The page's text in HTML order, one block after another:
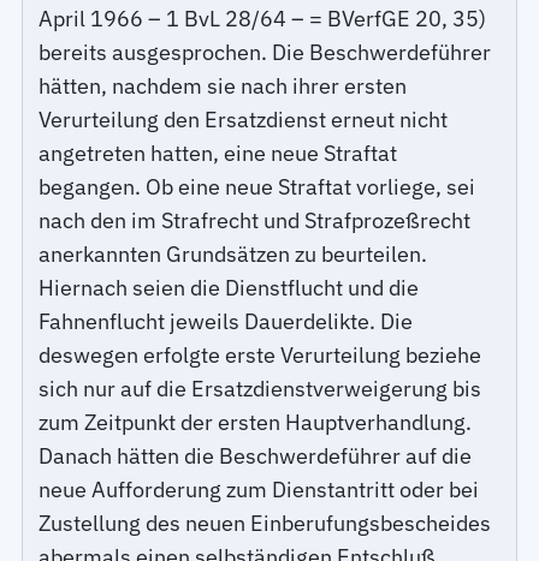
April 1966 – 1 BvL 28/64 – = BVerfGE 20, 35)
bereits ausgesprochen. Die Beschwerdeführer
hätten, nachdem sie nach ihrer ersten
Verurteilung den Ersatzdienst erneut nicht
angetreten hatten, eine neue Straftat
begangen. Ob eine neue Straftat vorliege, sei
nach den im Strafrecht und Strafprozeßrecht
anerkannten Grundsätzen zu beurteilen.
Hiernach seien die Dienstflucht und die
Fahnenflucht jeweils Dauerdelikte. Die
deswegen erfolgte erste Verurteilung beziehe
sich nur auf die Ersatzdienstverweigerung bis
zum Zeitpunkt der ersten Hauptverhandlung.
Danach hätten die Beschwerdeführer auf die
neue Aufforderung zum Dienstantritt oder bei
Zustellung des neuen Einberufungsbescheides